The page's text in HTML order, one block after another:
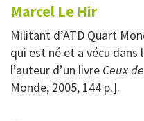
Marcel Le Hir
Militant d’ATD Quart
qui est né et a vécu
l’auteur d’un livre Ceux
Monde, 2005, 144 p.].